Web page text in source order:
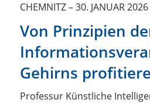
CHEMNITZ–30. JANUAR 2026
Von Prinzipien
Gehirns
Professur Künstliche